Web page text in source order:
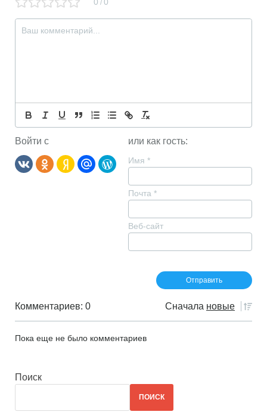
/
Войти с или как гость:
Имя *
Почта *
Веб-сайт
Комментариев: 0 Сначала новые
Пока еще не было комментариев
Поиск
ПОИСК